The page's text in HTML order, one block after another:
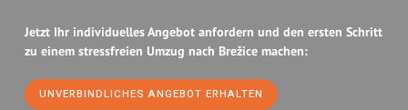
Jetzt Ihr individuelles Angebot anfordern und den ersten Schritt
zu einem stressfreien Umzug nach Brežice machen:
UNVERBINDLICHES ANGEBOT ERHALTEN